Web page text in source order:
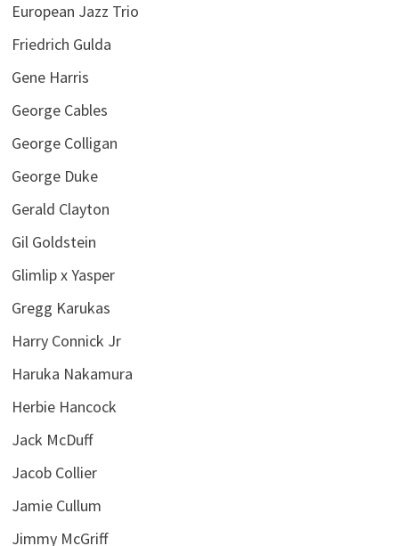
European Jazz Trio
Friedrich Gulda
Gene Harris
George Cables
George Colligan
George Duke
Gerald Clayton
Gil Goldstein
Glimlip x Yasper
Gregg Karukas
Harry Connick Jr
Haruka Nakamura
Herbie Hancock
Jack McDuff
Jacob Collier
Jamie Cullum
Jimmy McGriff